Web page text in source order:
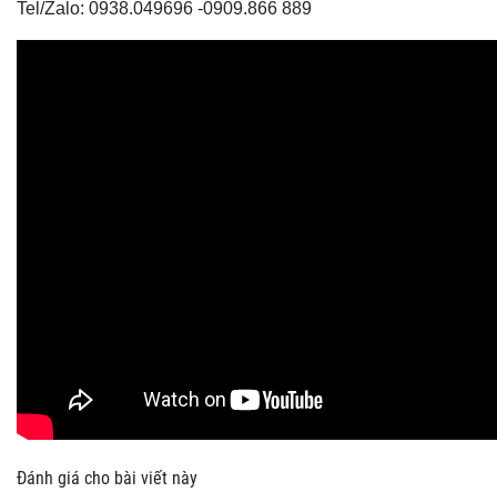
Tel/Zalo: 0938.049696 -0909.866 889
Đánh giá cho bài viết này